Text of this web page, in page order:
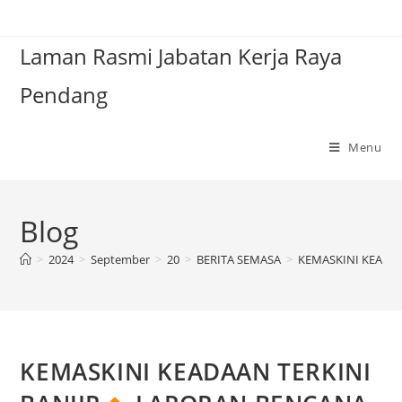
Laman Rasmi Jabatan Kerja Raya
Pendang
Menu
Blog
> 2024 > September > 20 > BERITA SEMASA > KEMASKINI
KEMASKINI KEADAAN TERKINI